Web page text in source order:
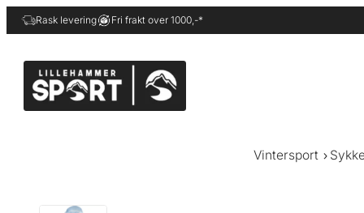
Hopp
til
Rask levering Fri frakt over 1000,-*
Vintersport